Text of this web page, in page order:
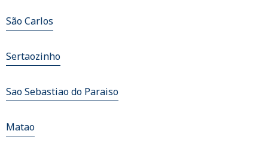
São Carlos
Sertaozinho
Sao Sebastiao do Paraiso
Matao